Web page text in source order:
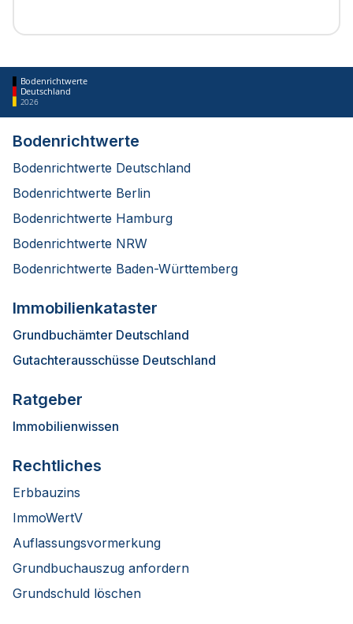
Bodenrichtwerte
Deutschland
2026
Bodenrichtwerte
Bodenrichtwerte Deutschland
Bodenrichtwerte Berlin
Bodenrichtwerte Hamburg
Bodenrichtwerte NRW
Bodenrichtwerte Baden-Württemberg
Immobilienkataster
Grundbuchämter Deutschland
Gutachterausschüsse Deutschland
Ratgeber
Immobilienwissen
Rechtliches
Erbbauzins
ImmoWertV
Auflassungsvormerkung
Grundbuchauszug anfordern
Grundschuld löschen